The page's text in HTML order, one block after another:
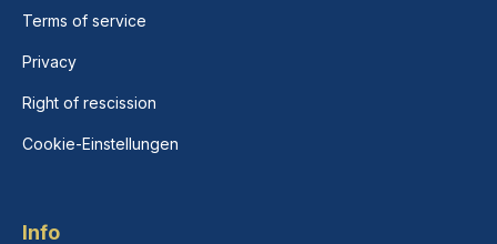
Terms of service
Privacy
Right of rescission
Cookie-Einstellungen
Info